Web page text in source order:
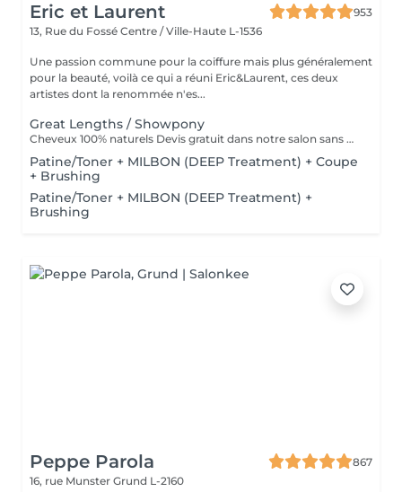
Eric et Laurent
953
13, Rue du Fossé Centre / Ville-Haute L-1536
Une passion commune pour la coiffure mais plus généralement
pour la beauté, voilà ce qui a réuni Eric&Laurent, ces deux
artistes dont la renommée n'es...
Great Lengths / Showpony
Cheveux 100% naturels Devis gratuit dans notre salon sans RDV
Patine/Toner + MILBON (DEEP Treatment) + Coupe
+ Brushing
Patine/Toner + MILBON (DEEP Treatment) +
Brushing
Peppe Parola
867
16, rue Munster Grund L-2160